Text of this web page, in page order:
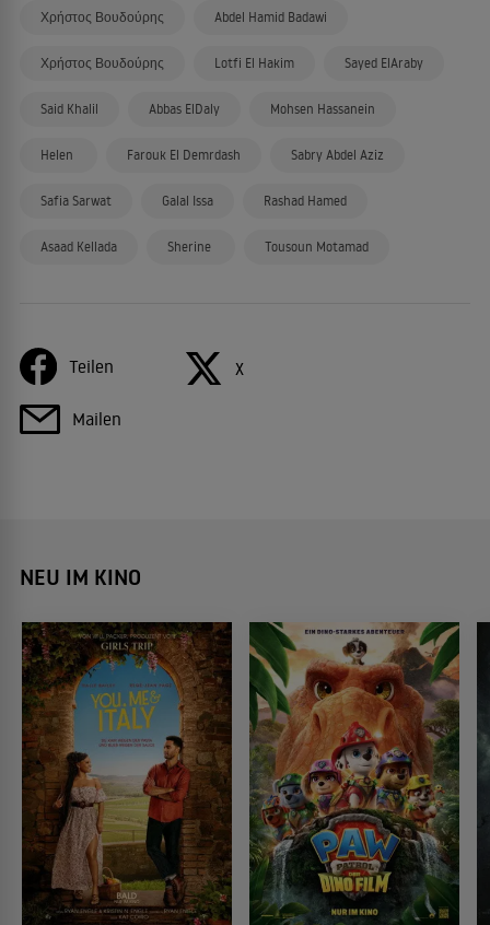
Χρήστος Βουδούρης Abdel Hamid Badawi
Χρήστος Βουδούρης Lotfi El Hakim Sayed ElAraby
Said Khalil Abbas ElDaly Mohsen Hassanein
Helen Farouk El Demrdash Sabry Abdel Aziz
Safia Sarwat Galal Issa Rashad Hamed
Asaad Kellada Sherine Tousoun Motamad
Teilen X
Mailen
NEU IM KINO